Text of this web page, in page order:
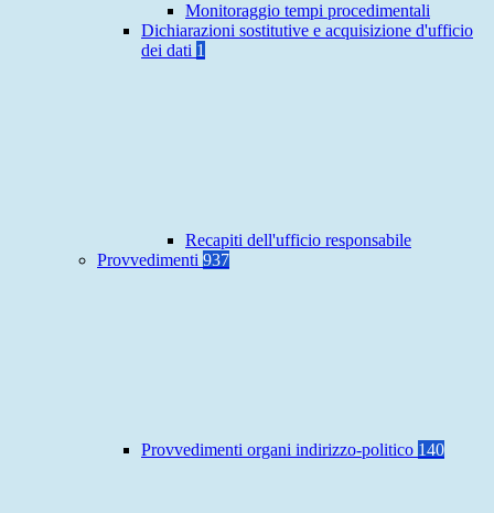
Monitoraggio tempi procedimentali
Dichiarazioni sostitutive e acquisizione d'ufficio
dei dati 1
Recapiti dell'ufficio responsabile
Provvedimenti 937
Provvedimenti organi indirizzo-politico 140